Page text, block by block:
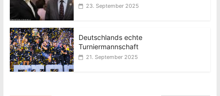
23. September 2025
Deutschlands echte
Turniermannschaft
21. September 2025